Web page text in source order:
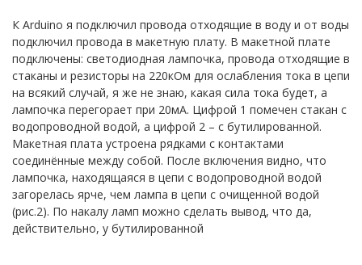
К Arduino я подключил провода отходящие в воду и от воды
подключил провода в макетную плату. В макетной плате
подключены: светодиодная лампочка, провода отходящие в
стаканы и резисторы на 220кОм для ослабления тока в цепи
на всякий случай, я же не знаю, какая сила тока будет, а
лампочка перегорает при 20мА. Цифрой 1 помечен стакан с
водопроводной водой, а цифрой 2 – с бутилированной.
Макетная плата устроена рядками с контактами
соединённые между собой. После включения видно, что
лампочка, находящаяся в цепи с водопроводной водой
загорелась ярче, чем лампа в цепи с очищенной водой
(рис.2). По накалу ламп можно сделать вывод, что да,
действительно, у бутилированной